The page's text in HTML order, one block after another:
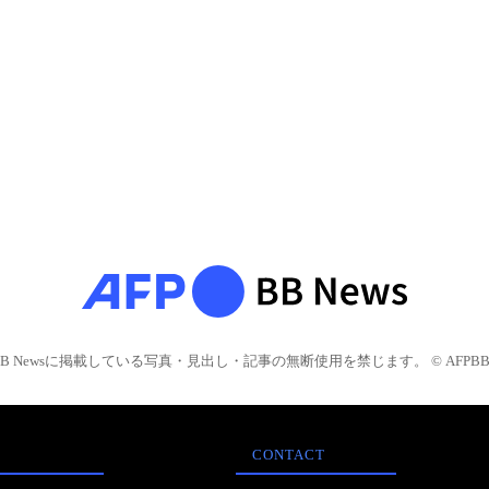
Newsに掲載している写真・見出し・記事の無断使用を禁じます。 © AFPBB
CONTACT